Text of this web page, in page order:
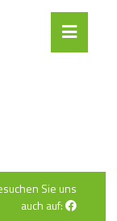
Sie uns
auch auf: